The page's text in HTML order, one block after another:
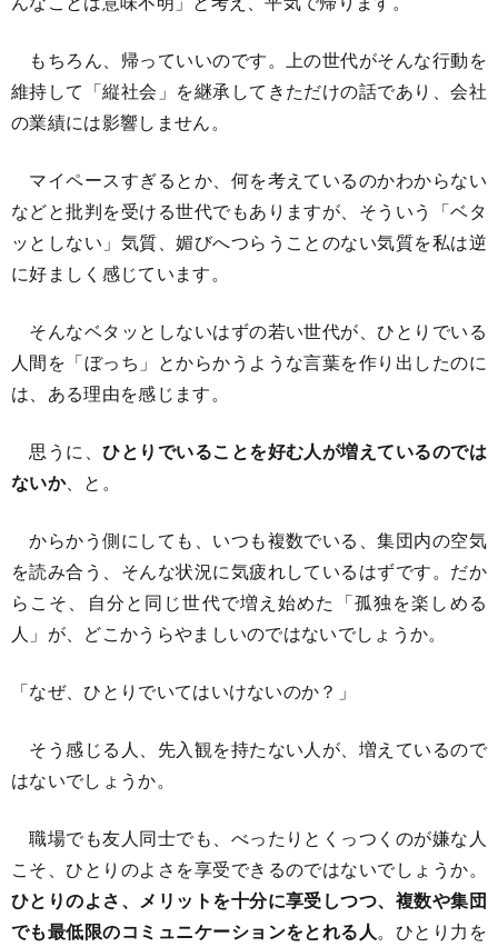
もちろん、帰っていいのです。上の世代がそんな行動を
維持して「縦社会」を継承してきただけの話であり、会社
の業績には影響しません。
マイペースすぎるとか、何を考えているのかわからない
などと批判を受ける世代でもありますが、そういう「ベタ
ッとしない」気質、媚びへつらうことのない気質を私は逆
に好ましく感じています。
そんなベタッとしないはずの若い世代が、ひとりでいる
人間を「ぼっち」とからかうような言葉を作り出したのに
は、ある理由を感じます。
思うに、ひとりでいることを好む人が増えているのでは
ないか、と。
からかう側にしても、いつも複数でいる、集団内の空気
を読み合う、そんな状況に気疲れしているはずです。だか
らこそ、自分と同じ世代で増え始めた「孤独を楽しめる
人」が、どこかうらやましいのではないでしょうか。
「なぜ、ひとりでいてはいけないのか？」
そう感じる人、先入観を持たない人が、増えているので
はないでしょうか。
職場でも友人同士でも、べったりとくっつくのが嫌な人
こそ、ひとりのよさを享受できるのではないでしょうか。
ひとりのよさ、メリットを十分に享受しつつ、複数や集団
でも最低限のコミュニケーションをとれる人。ひとり力を